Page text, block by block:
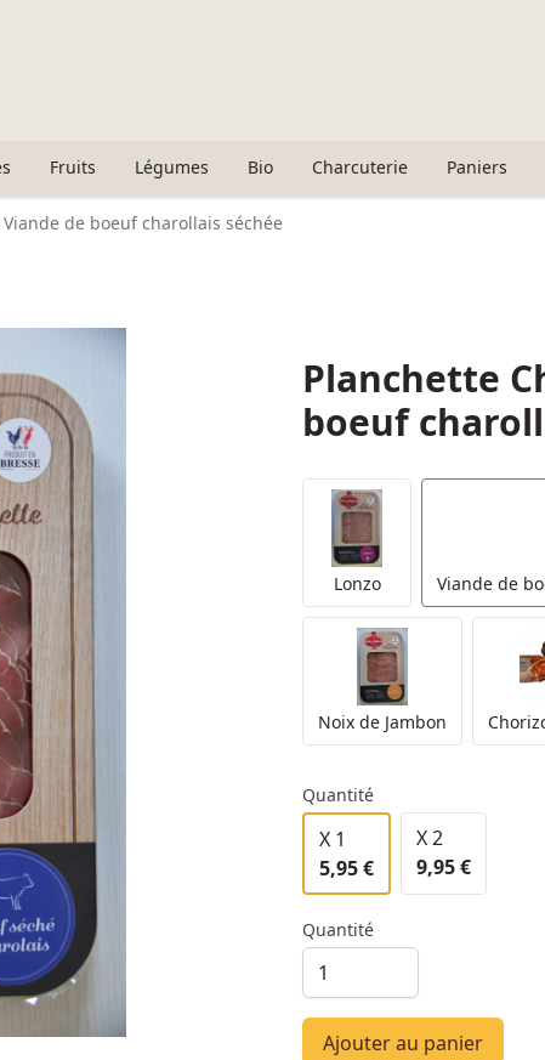
Fruits Légumes Bio Charcuterie Paniers
de boeuf charollais séchée
Planchette
boeuf
Lonzo Viande de
Noix de Jambon
Quantité
X 1
5,95 €
X 2
9,95 €
Quantité
Ajouter au panier